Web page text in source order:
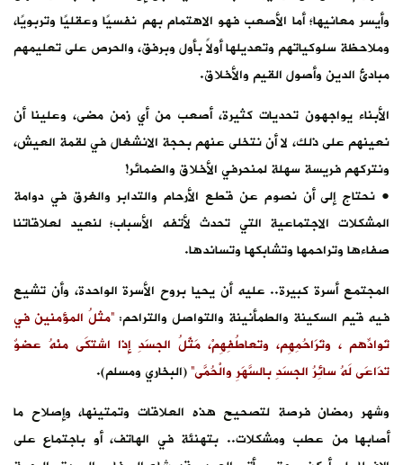
وأيسر معانيها؛ أما الأصعب فهو الاهتمام بهم نفسيًا وعقليًا وتربويًا،
وملاحظة سلوكياتهم وتعديلها أولاً بأول وبرفق، والحرص على تعليمهم
مبادئ الدين وأصول القيم والأخلاق.
الأبناء يواجهون تحديات كثيرة، أصعب من أي زمن مضى، وعلينا أن
نعينهم على ذلك، لا أن نتخلى عنهم بحجة الانشغال في لقمة العيش،
ونتركهم فريسة سهلة لمنحرفي الأخلاق والضمائر!
• نحتاج إلى أن نصوم عن قطع الأرحام والتدابر والغرق في دوامة
المشكلات الاجتماعية التي تحدث لأتفه الأسباب؛ لنعيد لعلاقاتنا
صفاءها وتراحمها وتشابكها وتساندها.
المجتمع أسرة كبيرة.. عليه أن يحيا بروح الأسرة الواحدة، وأن تشيع
فيه قيم السكينة والطمأنينة والتواصل والتراحم:“مثلُ المؤمنين في
تَوادِّهم ، وتَرَاحُمِهِم، وتعاطُفِهِمْ، مَثَلُ الجسَدِ إذا اشتكَى منْهُ عضوٌ
تدَاعَى لَهُ سائِرُ الجسَدِ بالسَّهَرِ والْحُمَّى”(البخاري ومسلم).
وشهر رمضان فرصة لتصحيح هذه العلاقات وتمتينها، وإصلاح ما
أصابها من عطب ومشكلات.. بتهنئة في الهاتف، أو باجتماع على